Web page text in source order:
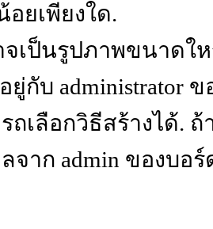
ยเพียงใด.
จเป็นรูปภาพขนาดใ
กับ administrator
เลือกวิธีสร้างได้.
จาก admin ของบอ